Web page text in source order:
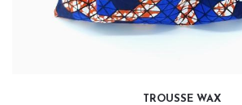
TROUSSE WAX